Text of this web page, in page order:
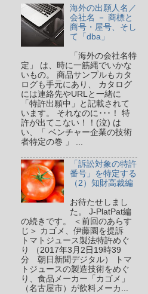
海外の出願人名／
会社名 － 商標と
商号・屋号、そし
て「dba」
「海外の会社名特
定」 は、時に一筋縄でいかな
いもの。 商品サンプルもカタ
ログも手元にあり、 カタログ
には連絡先やURLと一緒に
「特許出願中」と記載されて
います。 それなのに･･･！ 特
許が出てこない！！(泣) は
い、「 ベンチャー企業の技術
者特定の巻 」 ...
「訴訟対象の特許
番号」を特定する
（2）知財高裁編
お待たせしまし
た。 J-PlatPat編
の続きです。 ＜前回のあらす
じ＞ カゴメ、伊藤園を提訴
トマトジュース製法特許めぐ
り （2017年3月2日19時39
分 朝日新聞デジタル） トマ
トジュースの製造技術をめぐ
り、食品メーカー「カゴメ」
（名古屋市）が飲料メーカ...